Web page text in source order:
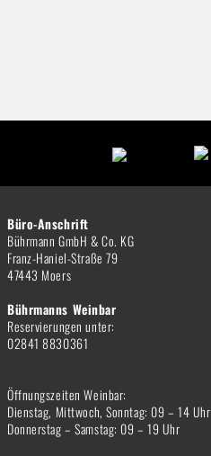
Büro-Anschrift
Bührmann GmbH & Co. KG
Franz-Haniel-Straße 79
47443 Moers
Bührmanns Weinbar
Reservierungen unter:
02841 8830361
Öffnungszeiten Weinbar:
Dienstag, Mittwoch, Sonntag: 09 – 14 Uhr
Donnerstag – Samstag: 09 – 19 Uhr